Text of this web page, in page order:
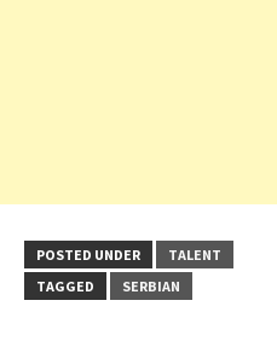
POSTED UNDER
TALENT
TAGGED
SERBIAN